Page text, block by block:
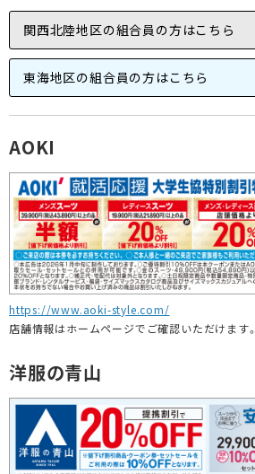
関西北陸地区の組合員の方はこちら
東海地区の組合員の方はこちら
AOKI
https://www.aoki-style.com/
店舗情報はホームページでご確認いただけます。
洋服の青山